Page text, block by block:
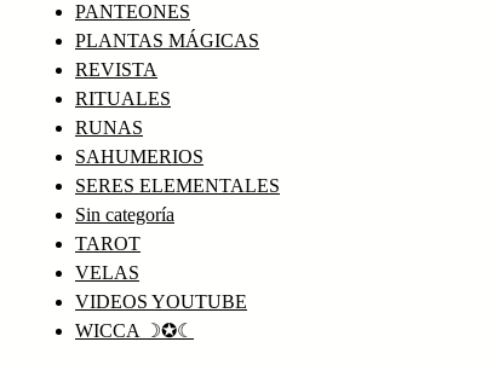
PANTEONES
PLANTAS MÁGICAS
REVISTA
RITUALES
RUNAS
SAHUMERIOS
SERES ELEMENTALES
Sin categoría
TAROT
VELAS
VIDEOS YOUTUBE
WICCA ☽✪☾